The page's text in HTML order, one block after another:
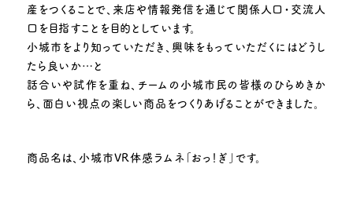
産をつくることで、来店や情報発信を通じて関係人口・交流人
口を目指すことを目的としています。
小城市をより知っていただき、興味をもっていただくにはどうし
たら良いか…と
話合いや試作を重ね、チームの小城市民の皆様のひらめきか
ら、面白い視点の楽しい商品をつくりあげることができました。
商品名は、小城市VR体感ラムネ「おっ！ぎ」です。